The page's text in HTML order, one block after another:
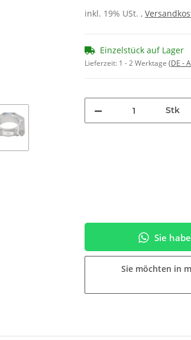
inkl. 19% USt. ,
Einzelstück auf Lager
Lieferzeit: 1 - 2 Werktage (DE -
Stk
Sie
Sie möchten in